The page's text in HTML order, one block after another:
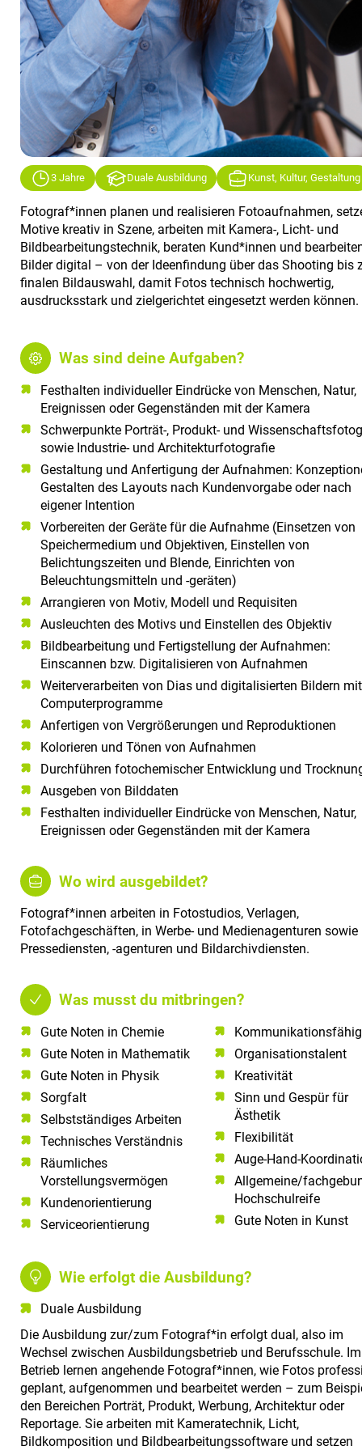
3 Jahre Duale Ausbildung Kunst, Kultur, Gestaltung
Fotograf*innen planen und realisieren Fotoaufnahmen,
Motive kreativ in Szene, arbeiten mit Kamera-, Licht- und
Bildbearbeitungstechnik, beraten Kund*innen und
Bilder digital – von der Ideenfindung über das Shooting bis
finalen Bildauswahl, damit Fotos technisch hochwertig,
ausdrucksstark und zielgerichtet eingesetzt werden können.
Was sind deine Aufgaben?
Festhalten individueller Eindrücke von Menschen, Natur,
Ereignissen oder Gegenständen mit der Kamera
Schwerpunkte Porträt-, Produkt- und
sowie Industrie- und Architekturfotografie
Gestaltung und Anfertigung der Aufnahmen:
Gestalten des Layouts nach Kundenvorgabe oder nach
eigener Intention
Vorbereiten der Geräte für die Aufnahme (Einsetzen von
Speichermedium und Objektiven, Einstellen von
Belichtungszeiten und Blende, Einrichten von
Beleuchtungsmitteln und -geräten)
Arrangieren von Motiv, Modell und Requisiten
Ausleuchten des Motivs und Einstellen des Objektiv
Bildbearbeitung und Fertigstellung der Aufnahmen:
Einscannen bzw. Digitalisieren von Aufnahmen
Weiterverarbeiten von Dias und digitalisierten Bildern
Computerprogramme
Anfertigen von Vergrößerungen und Reproduktionen
Kolorieren und Tönen von Aufnahmen
Durchführen fotochemischer Entwicklung und
Ausgeben von Bilddaten
Festhalten individueller Eindrücke von Menschen, Natur,
Ereignissen oder Gegenständen mit der Kamera
Wo wird ausgebildet?
Fotograf*innen arbeiten in Fotostudios, Verlagen,
Fotofachgeschäften, in Werbe- und Medienagenturen sowie
Pressediensten, -agenturen und Bildarchivdiensten.
Was musst du mitbringen?
Gute Noten in Chemie​
Gute Noten in Mathematik​
Gute Noten in Physik​
Sorgfalt​
Selbstständiges Arbeiten​
Technisches Verständnis​
Räumliches
Vorstellungsvermögen​
Kundenorientierung​
Serviceorientierung​
Organisationstalent
Kreativität
Sinn und Gespür für
Ästhetik
Flexibilität
Auge-Hand-
Allgemeine/
Hochschulreife
Gute Noten in Kunst
Wie erfolgt die Ausbildung?
Duale Ausbildung
Die Ausbildung zur/zum Fotograf*in erfolgt dual, also im
Wechsel zwischen Ausbildungsbetrieb und Berufsschule. Im
Betrieb lernen angehende Fotograf*innen, wie Fotos
geplant, aufgenommen und bearbeitet werden – zum
den Bereichen Porträt, Produkt, Werbung, Architektur oder
Reportage. Sie arbeiten mit Kameratechnik, Licht,
Bildkomposition und Bildbearbeitungssoftware und setzen